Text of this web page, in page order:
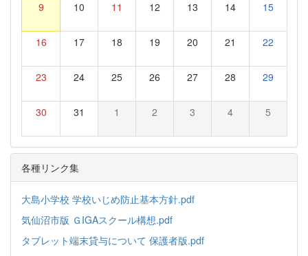
9 10 11 12 13 14 15
16 17 18 19 20 21 22
23 24 25 26 27 28 29
30 31 1 2 3 4 5
各種リンク集
大島小学校 学校いじめ防止基本方針.pdf
気仙沼市版 ＧIGAスクール構想.pdf
タブレット端末貸与について 保護者版.pdf